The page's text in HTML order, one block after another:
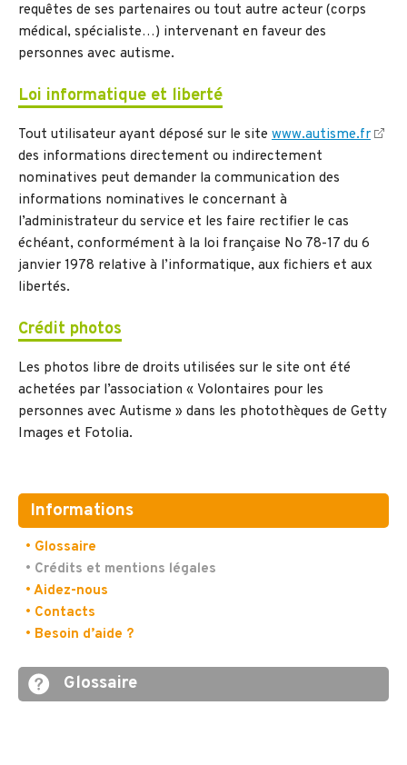
requêtes de ses partenaires ou tout autre acteur (corps
médical, spécialiste…) intervenant en faveur des
personnes avec autisme.
Loi informatique et liberté
Tout utilisateur ayant déposé sur le site www.autisme.fr
des informations directement ou indirectement
nominatives peut demander la communication des
informations nominatives le concernant à
l’administrateur du service et les faire rectifier le cas
échéant, conformément à la loi française No 78-17 du 6
janvier 1978 relative à l’informatique, aux fichiers et aux
libertés.
Crédit photos
Les photos libre de droits utilisées sur le site ont été
achetées par l’association « Volontaires pour les
personnes avec Autisme » dans les photothèques de Getty
Images et Fotolia.
Informations
• Glossaire
• Crédits et mentions légales
• Aidez-nous
• Contacts
• Besoin d’aide ?
Glossaire